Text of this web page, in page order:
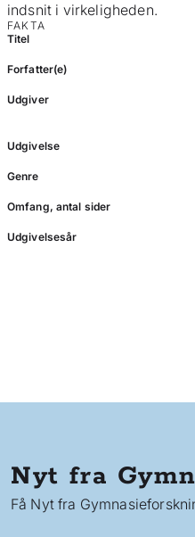
indsnit i virkeligheden.
FAKTA
Titel
Forfatter(e)
Udgiver
Udgivelse
Genre
Omfang, antal sider
Udgivelsesår
Nyt fra
Få Nyt fra